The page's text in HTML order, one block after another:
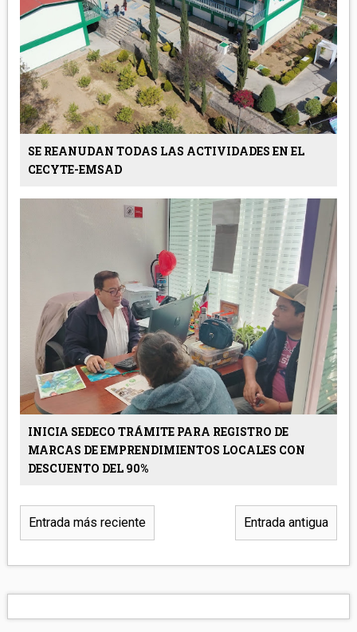
SE REANUDAN TODAS LAS ACTIVIDADES EN EL
CECYTE-EMSAD
INICIA SEDECO TRÁMITE PARA REGISTRO DE
MARCAS DE EMPRENDIMIENTOS LOCALES CON
DESCUENTO DEL 90%
Entrada más reciente Entrada antigua